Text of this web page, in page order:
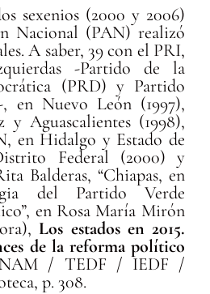
sexenios (2000 y 2006)
Nacional (PAN) realizó
A saber, 39 con el PRI,
-Partido de la
(PRD) y Partido
en Nuevo León (1997),
y Aguascalientes (1998),
en Hidalgo y Estado de
Federal (2000) y
Balderas, “Chiapas, en
del Partido Verde
en Rosa María Mirón
Los estados en 2015.
de la reforma político
/ TEDF / IEDF /
p. 308.